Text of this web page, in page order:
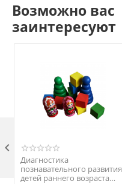
Возможно вас
заинтересуют
Диагностика
познавательного развития
детей раннего возраста
